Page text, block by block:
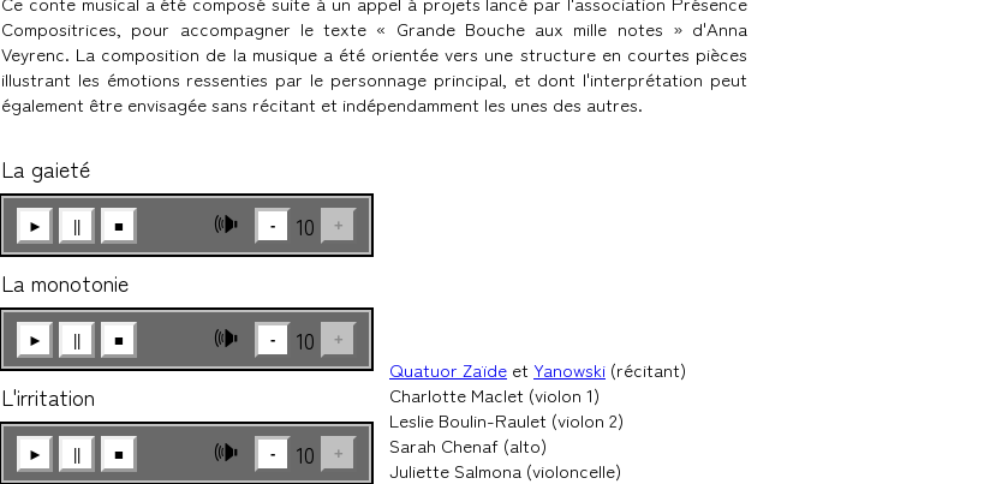
Compositrices, pour accompagner le texte « Grande Bouche aux mille notes » d'Anna
Veyrenc. La composition de la musique a été orientée vers une structure en courtes pièces
illustrant les émotions ressenties par le personnage principal, et dont l'interprétation peut
également être envisagée sans récitant et indépendamment les unes des autres.
La gaieté
► ■ 🕪 - 10 +
La monotonie
► ■ 🕪 - 10 +
L'irritation
► ■ 🕪 - 10 +
Quatuor Zaïde et Yanowski (récitant)
Charlotte Maclet (violon 1)
Leslie Boulin-Raulet (violon 2)
Sarah Chenaf (alto)
Juliette Salmona (violoncelle)